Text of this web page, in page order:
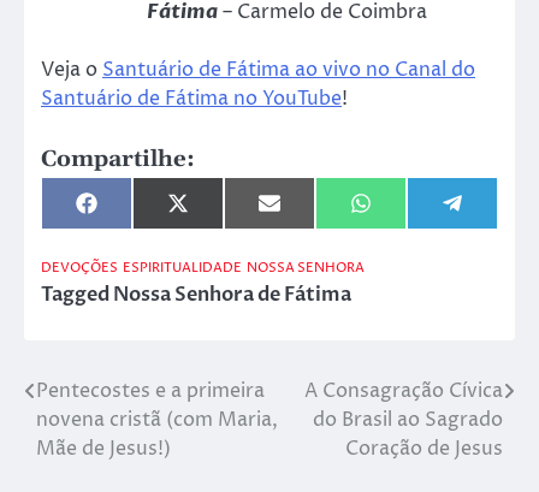
Fátima– Carmelo de Coimbra
Veja oSantuário de Fátima ao vivo no Canal do
Santuário de Fátima no YouTube!
Compartilhe:
Share
on
Share
on
(Twitter)
Share
on
Share
on
Share
on
DEVOÇÕES ESPIRITUALIDADE NOSSA SENHORA
TaggedNossa Senhora de Fátima
Navegação
de
Pentecostes e a primeira
novena cristã (com Maria,
Mãe de Jesus!)
A Consagração Cívica
do Brasil ao Sagrado
Coração de Jesus